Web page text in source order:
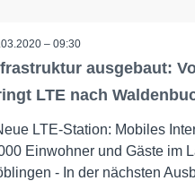
– 09:30
ausgebaut:
LTE nach
LTE-Station: Mobiles
Einwohner und Gäste im
- In der nächsten